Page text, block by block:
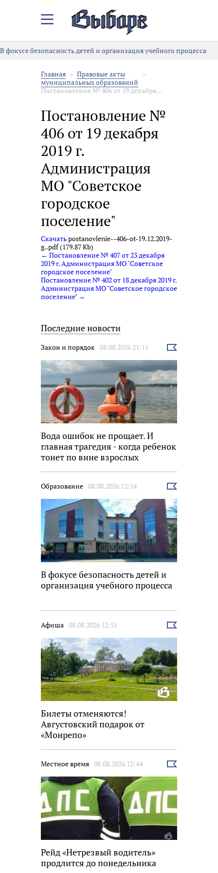
Закрыть/
меню
В фокусе безопасность детей и организация учебного процесса
Главная
Правовые акты
муниципальных образований
Постановление № 406 от 19 декабря...
Постановление №
406 от 19 декабря
2019 г.
Администрация
МО "Советское
городское
поселение"
Скачатьpostanovlenie--406-ot-19.12.2019-
g..pdf (179.87 Kb)
← Постановление № 407 от 23 декабря
2019 г. Администрация МО "Советское
городское поселение"
Постановление № 402 от 18 декабря 2019 г.
Администрация МО "Советское городское
поселение" →
Последние новости
Закон и порядок 08.08.2026 21:11
Выбрать
Вода ошибок не прощает. И
главная трагедия - когда ребенок
тонет по вине взрослых
Образование 08.08.2026 12:54
Выбрать
В фокусе безопасность детей и
организация учебного процесса
Афиша 08.08.2026 12:51
Выбрать
Билеты отменяются!
Августовский подарок от
«Монрепо»
Местное время 08.08.2026 12:44
Выбрать
Рейд «Нетрезвый водитель»
продлится до понедельника